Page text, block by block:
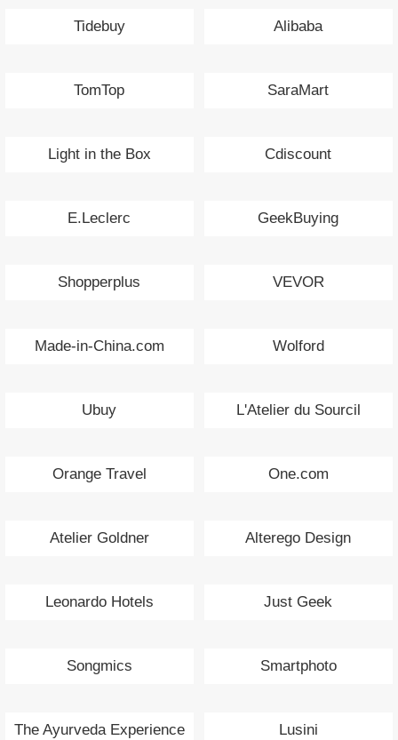
Tidebuy Alibaba
TomTop SaraMart
Light in the Box Cdiscount
E.Leclerc GeekBuying
Shopperplus VEVOR
Made-in-China.com Wolford
Ubuy L'Atelier du Sourcil
Orange Travel One.com
Atelier Goldner Alterego Design
Leonardo Hotels Just Geek
Songmics Smartphoto
The Ayurveda Experience Lusini